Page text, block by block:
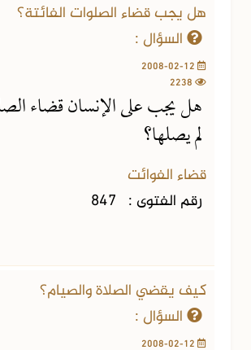
هل يجب قضاء الصلوات الفائتة؟
السؤال :
هل يجب على الإنسان قضاء
لم يصلها؟
قضاء الفوائت
رقم الفتوى : 847
كيف يقضي الصلاة والصيام؟
السؤال :